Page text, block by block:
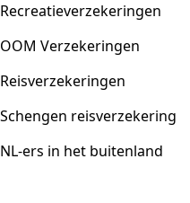
Recreatieverzekeringen
OOM Verzekeringen
Reisverzekeringen
Schengen reisverzekering
NL-ers in het buitenland